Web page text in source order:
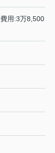
用:3万8,500